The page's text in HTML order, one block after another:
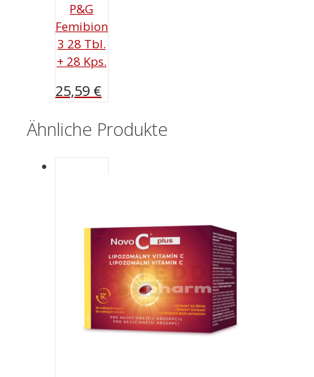
P&G
Femibion
3 28 Tbl.
+ 28 Kps.
25,59 €
Ähnliche Produkte